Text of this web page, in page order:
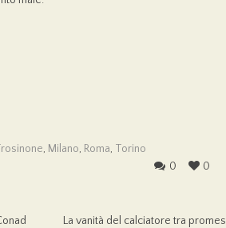
, Milano, Roma, Torino
0
0
La vanità del calciatore tra